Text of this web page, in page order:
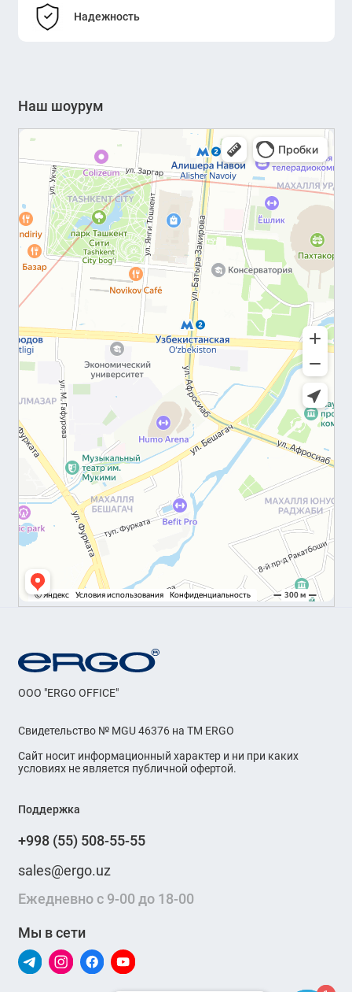
Надежность
Наш шоурум
OOO "ERGO OFFICE"
Свидетельство № MGU 46376 на ТМ ERGO
Сайт носит информационный характер и ни при каких
условиях не является публичной офертой.
Поддержка
+998 (55) 508-55-55
sales@ergo.uz
Ежедневно с 9-00 до 18-00
Мы в сети